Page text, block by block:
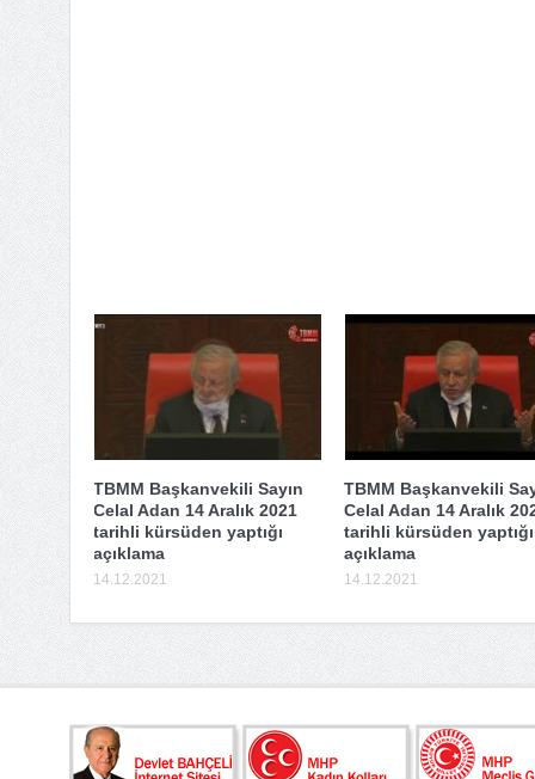
TBMM Başkanvekili Sayın
Celal Adan 14 Aralık 2021
tarihli kürsüden yaptığı
açıklama
14.12.2021
TBMM Başkanvekili
Celal Adan 14 Aralık
tarihli kürsüden yaptığı
açıklama
14.12.2021